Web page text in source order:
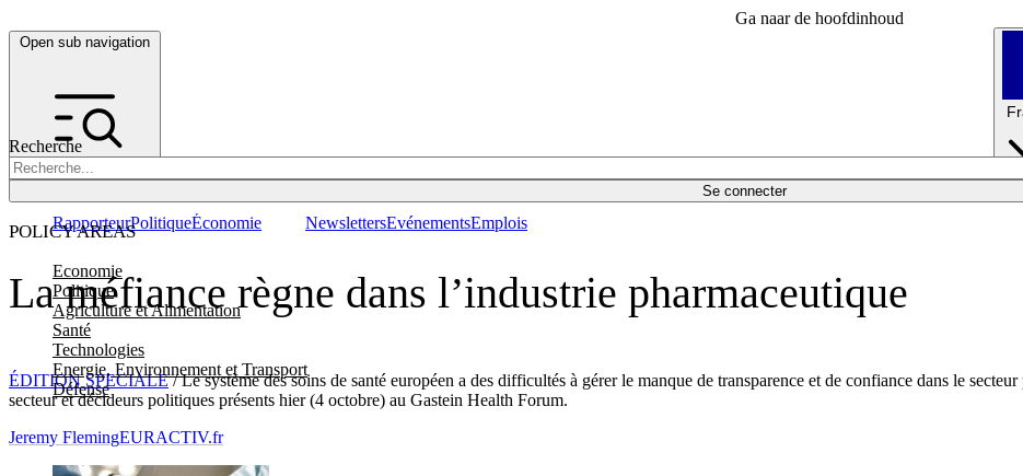
Ga naar de hoofdinhoud
Open sub navigation
Recherche
Se connecter
POLICY AREAS
Economie
Politique
Agriculture et Alimentation
Santé
Technologies
Energie, Environnement et Transport
Défense
RapporteurPolitiqueÉconomie NewslettersEvénementsEmplois
La méfiance règne dans l’industrie pharmaceutique
ÉDITION SPECIALE/ Le système des soins de santé européen a des difficultés à gérer le manque de transparence et de confiance dans le
secteur et décideurs politiques présents hier (4 octobre) au Gastein Health Forum.
Jeremy FlemingEURACTIV.fr